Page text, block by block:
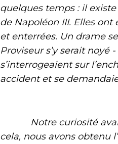
quelques temps : il
de Napoléon III. Elles ont
et enterrées. Un drame
Proviseur s’y serait noyé
s’interrogeaient sur
accident et se
Notre curiosité avait
cela, nous avons obtenu